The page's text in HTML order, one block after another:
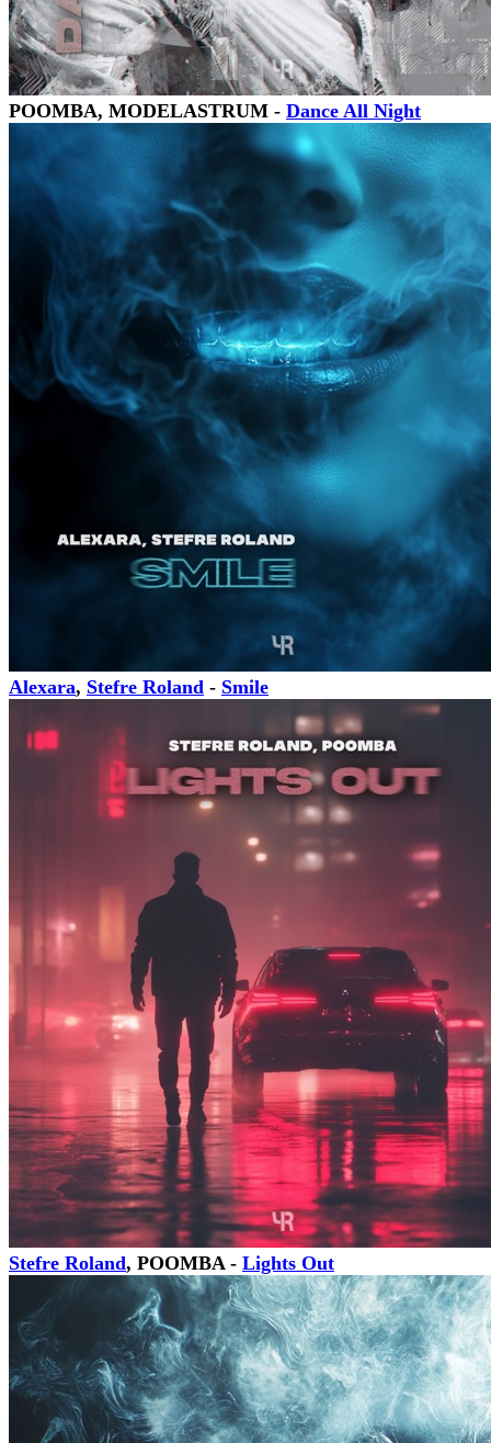
POOMBA, MODELASTRUM - Dance All Night
Alexara, Stefre Roland - Smile
Stefre Roland, POOMBA - Lights Out